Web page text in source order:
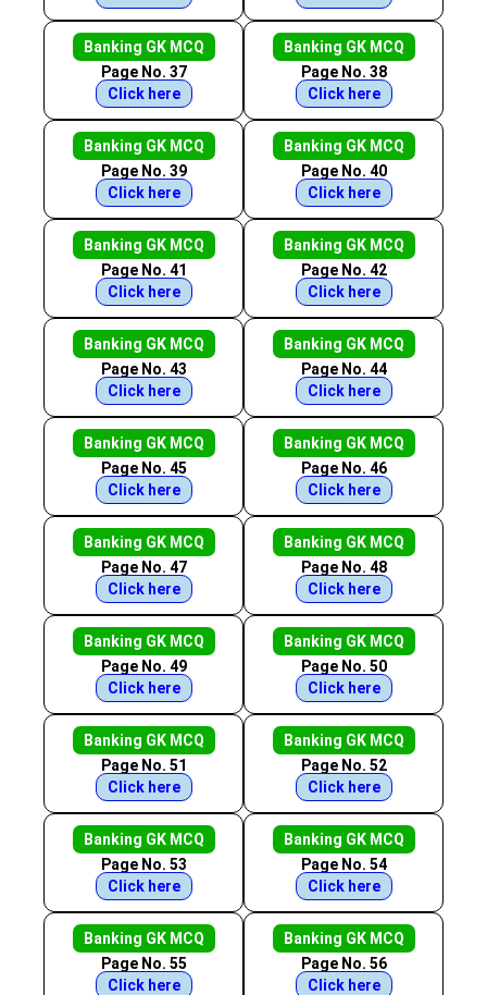
Banking GK MCQ
Page No. 37
Click here
Banking GK MCQ
Page No. 38
Click here
Banking GK MCQ
Page No. 39
Click here
Banking GK MCQ
Page No. 40
Click here
Banking GK MCQ
Page No. 41
Click here
Banking GK MCQ
Page No. 42
Click here
Banking GK MCQ
Page No. 43
Click here
Banking GK MCQ
Page No. 44
Click here
Banking GK MCQ
Page No. 45
Click here
Banking GK MCQ
Page No. 46
Click here
Banking GK MCQ
Page No. 47
Click here
Banking GK MCQ
Page No. 48
Click here
Banking GK MCQ
Page No. 49
Click here
Banking GK MCQ
Page No. 50
Click here
Banking GK MCQ
Page No. 51
Click here
Banking GK MCQ
Page No. 52
Click here
Banking GK MCQ
Page No. 53
Click here
Banking GK MCQ
Page No. 54
Click here
Banking GK MCQ
Page No. 55
Click here
Banking GK MCQ
Page No. 56
Click here